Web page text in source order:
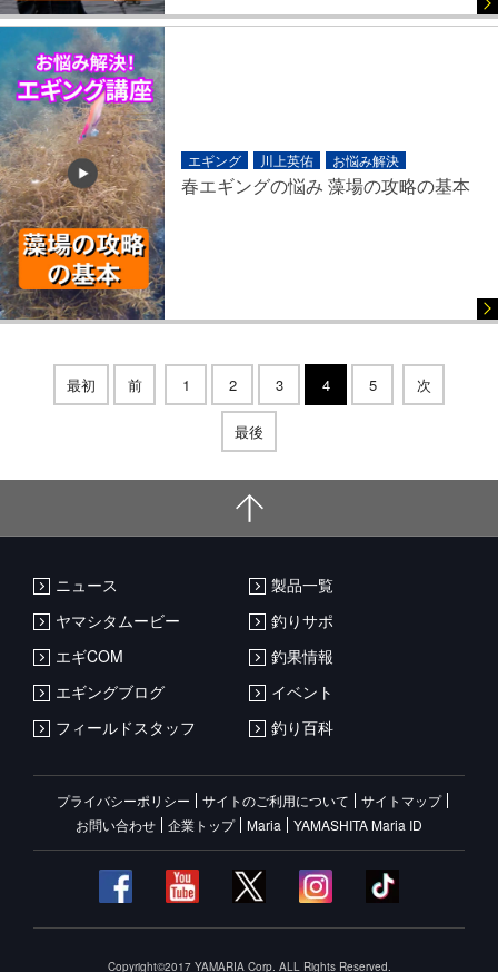
エギング 川上英佑 お悩み解決
春エギングの悩み 藻場の攻略の基本
最初 前 1 2 3 4 5 次
最後
ニュース
製品一覧
ヤマシタムービー
釣りサポ
エギCOM
釣果情報
エギングブログ
イベント
フィールドスタッフ
釣り百科
プライバシーポリシー サイトのご利用について
サイトマップ
お問い合わせ
企業トップ Maria YAMASHITA Maria ID
Copyright©2017 YAMARIA Corp. ALL Rights Reserved.